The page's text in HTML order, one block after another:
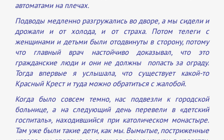
автоматами на плечах.
Подводы медленно разгружались во дворе, а мы сидели и
дрожали и от холода, и от страха. Потом телеги с
женщинами и детьми были отодвинуты в сторону, потому
что главный врач настойчиво доказывал, что это
гражданские люди и они не должны попасть за ограду.
Тогда впервые я услышала, что существует какой-то
Красный Крест и туда можно обратиться с жалобой.
Когда было совсем темно, нас подвезли к городской
больнице, а на следующий день перевели в «детский
госпиталь», находившийся при католическом монастыре.
Там уже были такие дети, как мы. Вымытые, постриженные